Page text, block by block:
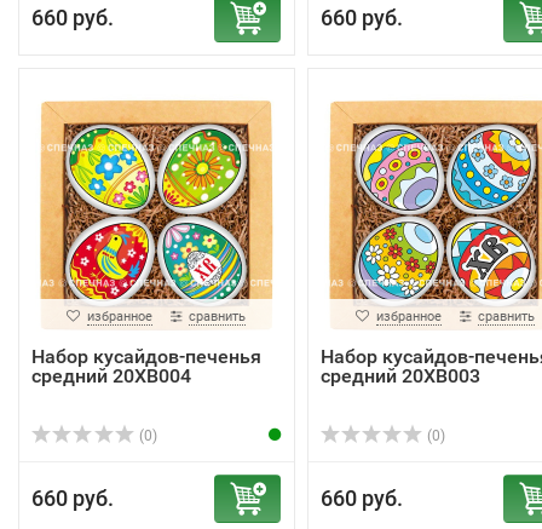
660 руб. 660 руб.
избранное сравнить
Набор кусайдов-печенья
средний 20ХВ004
(0)
660 руб.
избранное сравнить
Набор кусайдов-
средний 20ХВ003
(0)
660 руб.